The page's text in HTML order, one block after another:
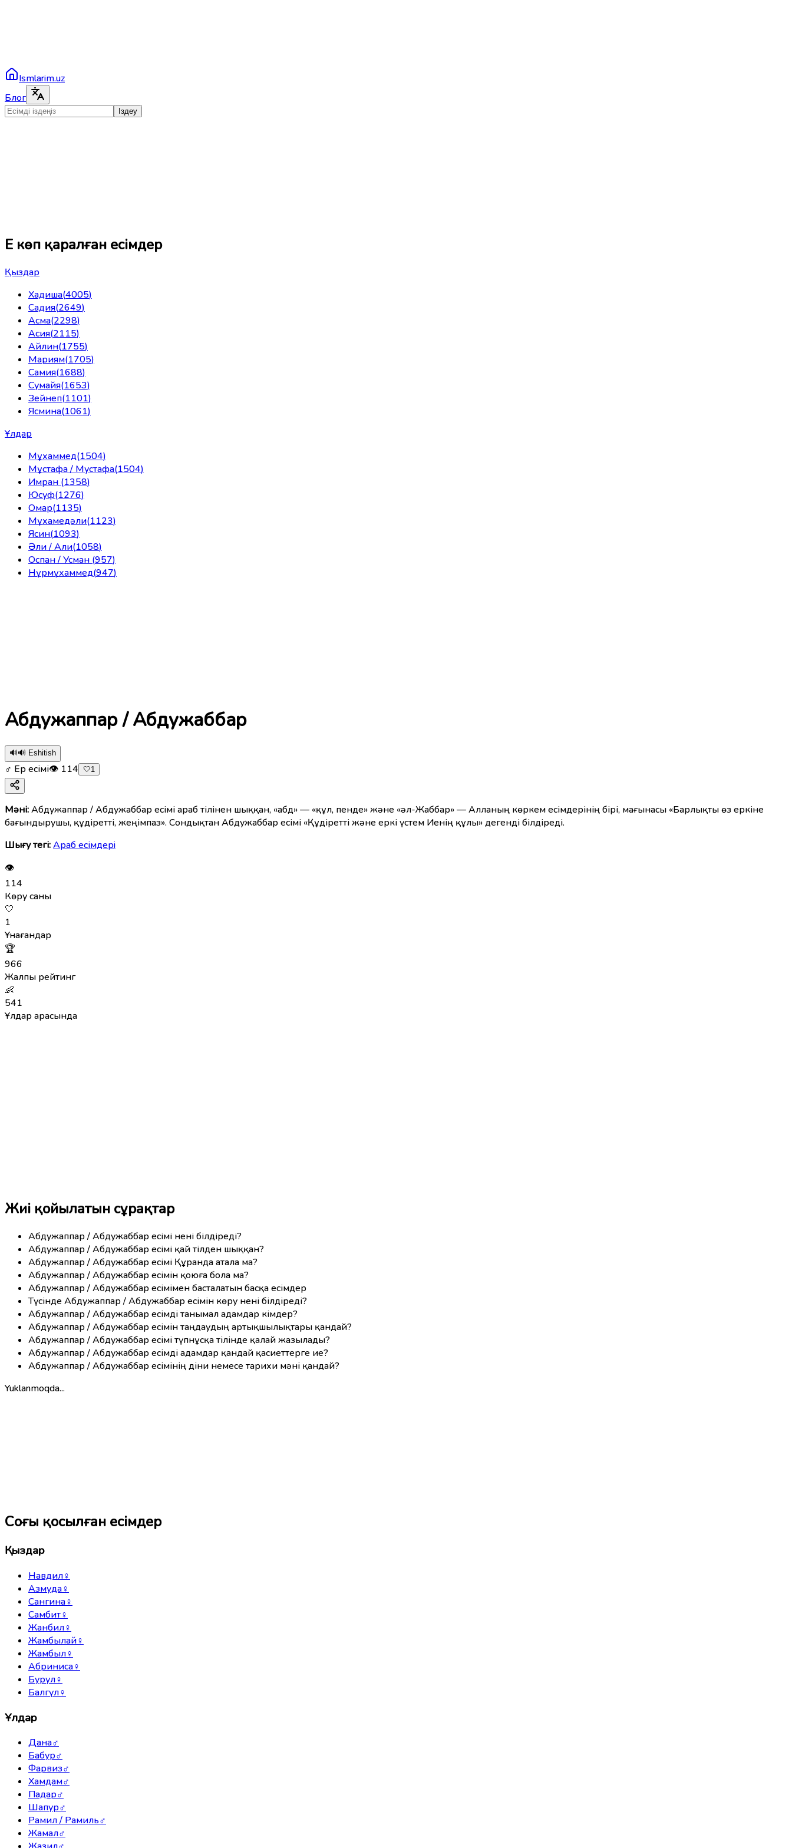
Ismlarim.uz
Блог
Іздеу
Ең көп қаралған есімдер
Қыздар
Хадиша(4005)
Садия(2649)
Асма(2298)
Асия(2115)
Айлин(1755)
Мариям(1705)
Самия(1688)
Сумайя(1653)
Зейнеп(1101)
Ясмина(1061)
Ұлдар
Мұхаммед(1504)
Мұстафа / Мустафа(1504)
Имран (1358)
Юсуф(1276)
Омар(1135)
Мұхамедәли(1123)
Ясин(1093)
Әли / Али(1058)
Оспан / Усман (957)
Нұрмұхаммед(947)
Абдужаппар / Абдужаббар
🔊🔊 Eshitish
♂ Ер есімі👁 114 🤍1
Мәні:Абдужаппар / Абдужаббар есімі араб тілінен шыққан, «абд» — «құл, пенде» және «әл-Жаббар» — Алланың көркем есімдерінің бірі, мағынасы «Барлықты өз еркіне
бағындырушы, құдіретті, жеңімпаз». Сондықтан Абдужаббар есімі «Құдіретті және еркі үстем Иенің құлы» дегенді білдіреді.
Шығу тегі:Араб есімдерi
👁
114
Көру саны
🤍
1
Ұнағандар
🏆
966
Жалпы рейтинг
👶
541
Ұлдар арасында
Жиі қойылатын сұрақтар
Абдужаппар / Абдужаббар есімі нені білдіреді?
Абдужаппар / Абдужаббар есімі қай тілден шыққан?
Абдужаппар / Абдужаббар есімі Құранда атала ма?
Абдужаппар / Абдужаббар есімін қоюға бола ма?
Абдужаппар / Абдужаббар есімімен басталатын басқа есімдер
Түсінде Абдужаппар / Абдужаббар есімін көру нені білдіреді?
Абдужаппар / Абдужаббар есімді танымал адамдар кімдер?
Абдужаппар / Абдужаббар есімін таңдаудың артықшылықтары қандай?
Абдужаппар / Абдужаббар есімі түпнұсқа тілінде қалай жазылады?
Абдужаппар / Абдужаббар есімді адамдар қандай қасиеттерге ие?
Абдужаппар / Абдужаббар есімінің діни немесе тарихи мәні қандай?
Yuklanmoqda...
Соңғы қосылған есімдер
Қыздар
Навдил♀
Азмуда♀
Сангина♀
Самбит♀
Жанбил♀
Жамбылай♀
Жамбыл♀
Абриниса♀
Бурул♀
Балгүл♀
Ұлдар
Дана♂
Бабур♂
Фарвиз♂
Хамдам♂
Падар♂
Шапур♂
Рамил / Рамиль♂
Жамал♂